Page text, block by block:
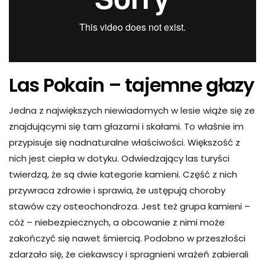
Las Pokain – tajemne głazy
Jedna z największych niewiadomych w lesie wiąże się ze
znajdującymi się tam głazami i skałami. To właśnie im
przypisuje się nadnaturalne właściwości. Większość z
nich jest ciepła w dotyku. Odwiedzający las turyści
twierdzą, że są dwie kategorie kamieni. Część z nich
przywraca zdrowie i sprawia, że ustępują choroby
stawów czy osteochondroza. Jest też grupa kamieni –
cóż – niebezpiecznych, a obcowanie z nimi może
zakończyć się nawet śmiercią. Podobno w przeszłości
zdarzało się, że ciekawscy i spragnieni wrażeń zabierali